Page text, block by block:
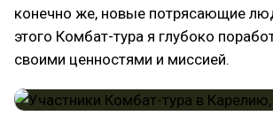
конечно же, новые потрясающие
этого Комбат-тура я глубоко
своими ценностями и миссией.